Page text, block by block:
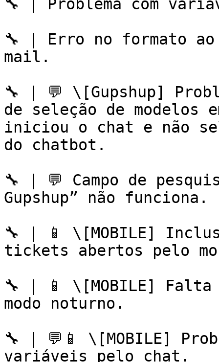
🔧 | Problema com
🔧 | Erro no formato ao
mail.
🔧 | 💬 \[Gupshup]
de seleção de modelos
iniciou o chat e não
do chatbot.
🔧 | 💬 Campo de
Gupshup” não funciona.
🔧 | 📱 \[MOBILE]
tickets abertos pelo
🔧 | 📱 \[MOBILE]
modo noturno.
🔧 | 💬📱 \[MOBILE]
variáveis pelo chat.